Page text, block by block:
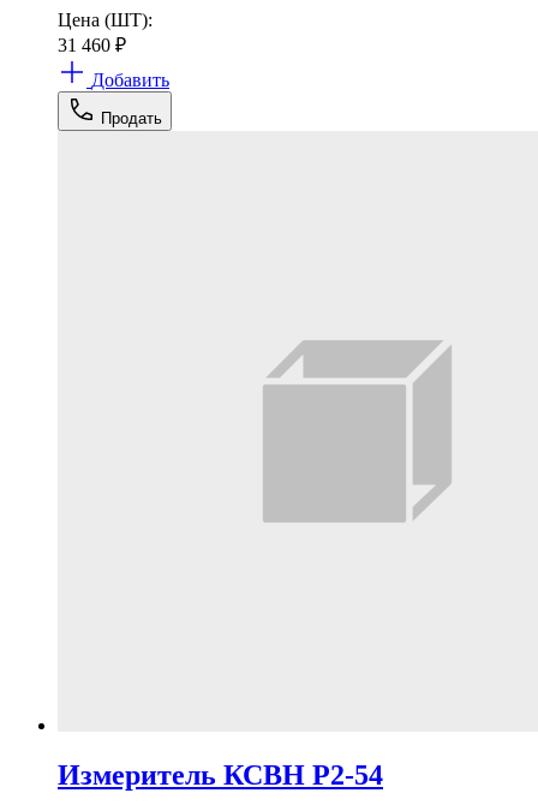
Цена (ШТ):
31 460 ₽
Добавить
Продать
Измеритель КСВН Р2-54